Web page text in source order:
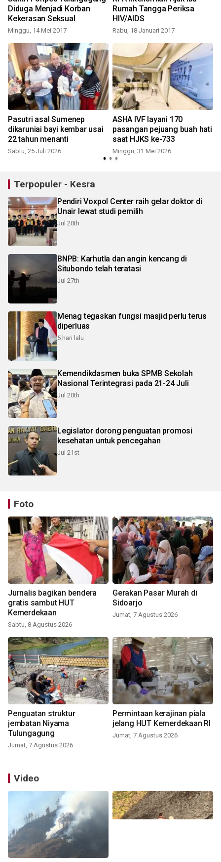
Diduga Menjadi Korban
Kekerasan Seksual
Minggu, 14 Mei 2017
Rumah Tangga Periksa
HIV/AIDS
Rabu, 18 Januari 2017
Pasutri asal Sumenep
dikaruniai bayi kembar usai
22 tahun menanti
Sabtu, 25 Juli 2026
ASHA IVF layani 170
pasangan pejuang buah hati
saat HJKS ke-733
Minggu, 31 Mei 2026
Terpopuler - Kesra
Pendiri Voxpol Center raih gelar doktor di
Unair lewat studi pemilih
Jul 20th
BNPB: Karhutla dan angin kencang di
Situbondo telah teratasi
Jul 27th
Menag tegaskan fungsi masjid perlu terus
diperluas
5 hari lalu
Kemendikdasmen buka SPMB Sekolah
Nasional Terintegrasi pada 21-24 Juli
Jul 20th
Legislator dorong penguatan promosi
kesehatan untuk pencegahan
Jul 21st
Foto
Jurnalis bagikan bendera
gratis sambut HUT
Kemerdekaan
Sabtu, 8 Agustus 2026
Gerakan Pasar Murah di
Sidoarjo
Jumat, 7 Agustus 2026
Penguatan struktur
jembatan Niyama
Tulungagung
Jumat, 7 Agustus 2026
Permintaan kerajinan piala
jelang HUT Kemerdekaan RI
Jumat, 7 Agustus 2026
Video